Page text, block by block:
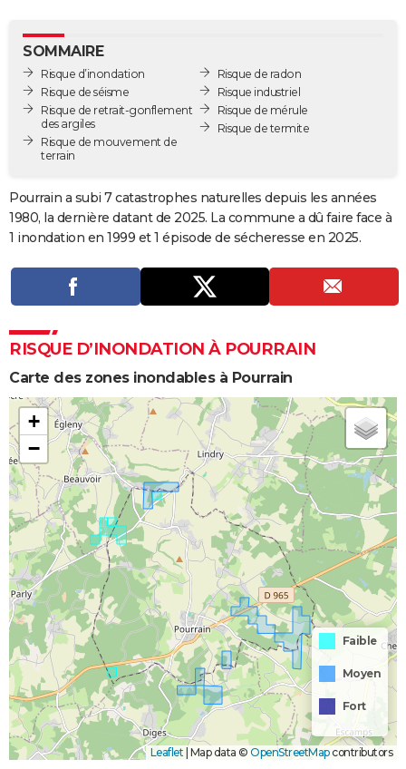
GUIDES D'ACHAT
BONS PLANS
CARTE DE VOEUX
Carte de Noël
Carte Bonne année
Carte Saint-Valentin
Carte Pâques
Carte d'anniversaire
Dictionnaire
Biographies
Citations
Expressions
Proverbes
PROGRAMME TV
COPAINS D'AVANT
Se connecter
Collèges
Universités
Entreprises
Service militaire
Avis de recherche
AVIS DE DÉCÈS
Bricolage
Lifestyle
Culture
Sport
Auto
Television
Voyage
Cinema
SOMMAIRE
Risque d’inondation
Risque de séisme
Risque de retrait-gonflement
des argiles
Risque de mouvement de
terrain
Risque de radon
Risque industriel
Risque de mérule
Risque de termite
Pourrain a subi 7 catastrophes naturelles depuis les années
1980, la dernière datant de 2025. La commune a dû faire face à
1 inondation en 1999 et 1 épisode de sécheresse en 2025.
RISQUE D’INONDATION À POURRAIN
Carte des zones inondables à Pourrain
+
−
Faible
Moyen
Fort
Leaflet | Map data © OpenStreetMapcontributors